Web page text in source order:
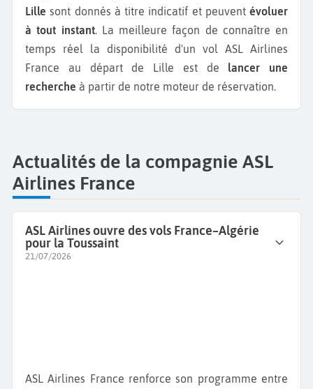
Lille sont donnés à titre indicatif et peuvent évoluer
à tout instant. La meilleure façon de connaître en
temps réel la disponibilité d'un vol ASL Airlines
France au départ de Lille est de lancer une
recherche à partir de notre moteur de réservation.
Actualités de la compagnie ASL
Airlines France
ASL Airlines ouvre des vols France–Algérie
pour la Toussaint
21/07/2026
ASL Airlines France renforce son programme entre